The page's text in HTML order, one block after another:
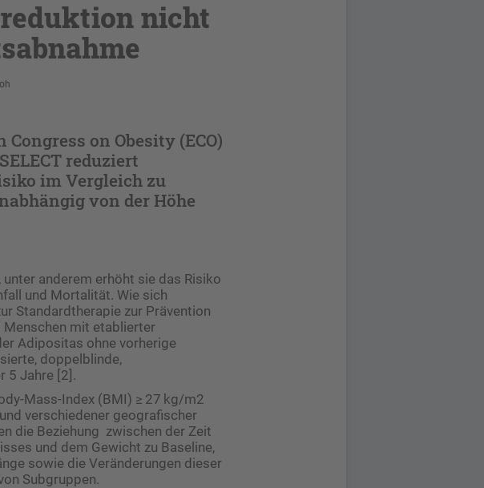
nicht
on Obesity (ECO)
reduziert
im Vergleich zu
von der Höhe
anderem erhöht sie das Risiko
und Mortalität. Wie sich
Standardtherapie zur Prävention
Menschen mit eta­blierter
Adipositas ohne vorherige
doppelblinde,
5 Jahre [2].
Mass-Index (BMI) ≥ 27 kg/m2
verschiedener geografischer
die Beziehung zwischen der Zeit
und dem Gewicht zu Baseline,
sowie die Veränderungen dieser
Subgruppen.